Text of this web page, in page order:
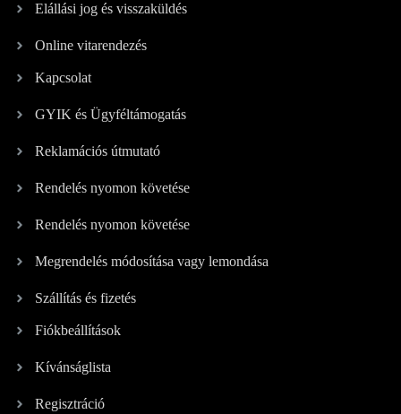
Elállási jog és visszaküldés
Online vitarendezés
Kapcsolat
GYIK és Ügyféltámogatás
Reklamációs útmutató
Rendelés nyomon követése
Rendelés nyomon követése
Megrendelés módosítása vagy lemondása
Szállítás és fizetés
Fiókbeállítások
Kívánságlista
Regisztráció